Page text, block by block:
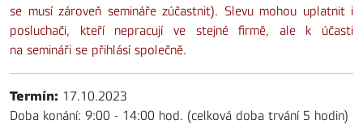
se musí zároveň semináře zúčastnit). Slevu mohou uplatnit i
posluchači, kteří nepracují ve stejné firmě, ale k účasti
na semináři se přihlásí společně.
Termín: 17.10.2023
Doba konání: 9:00 - 14:00 hod. (celková doba trvání 5 hodin)